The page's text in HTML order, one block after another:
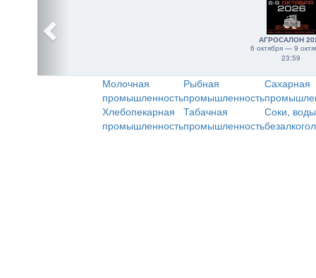
АГРОСАЛОН
6 октября — 9
23:59
Молочная
промышленность
Рыбная
промышленность
Сахарная
Хлебопекарная
промышленность
Табачная
промышленность
Соки,